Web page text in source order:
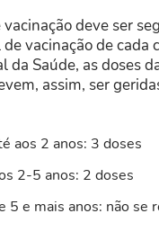
deve ser
vacinação de cada
da Saúde, as doses
assim, ser
aos 2 anos: 3 doses
2-5 anos: 2 doses
5 e mais anos: não se